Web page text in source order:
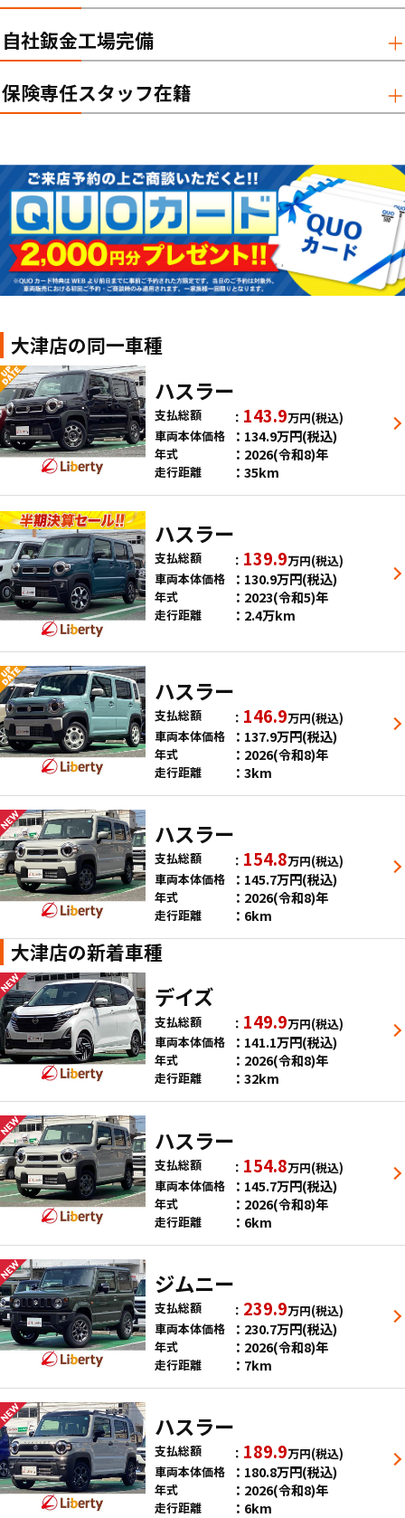
自社鈑金工場完備
保険専任スタッフ在籍
大津店の同一車種
ハスラー
支払総額 143.9万円(税込)
車両本体価格
134.9万円(税込)
年式 2026(令和8)年
走行距離 35km
ハスラー
支払総額 139.9万円(税込)
車両本体価格
130.9万円(税込)
年式 2023(令和5)年
走行距離 2.4万km
ハスラー
支払総額 146.9万円(税込)
車両本体価格
137.9万円(税込)
年式 2026(令和8)年
走行距離 3km
ハスラー
支払総額 154.8万円(税込)
車両本体価格
145.7万円(税込)
年式 2026(令和8)年
走行距離 6km
大津店の新着車種
デイズ
支払総額 149.9万円(税込)
車両本体価格
141.1万円(税込)
年式 2026(令和8)年
走行距離 32km
ハスラー
支払総額 154.8万円(税込)
車両本体価格
145.7万円(税込)
年式 2026(令和8)年
走行距離 6km
ジムニー
支払総額 239.9万円(税込)
車両本体価格
230.7万円(税込)
年式 2026(令和8)年
走行距離 7km
ハスラー
支払総額 189.9万円(税込)
車両本体価格
180.8万円(税込)
年式 2026(令和8)年
走行距離 6km